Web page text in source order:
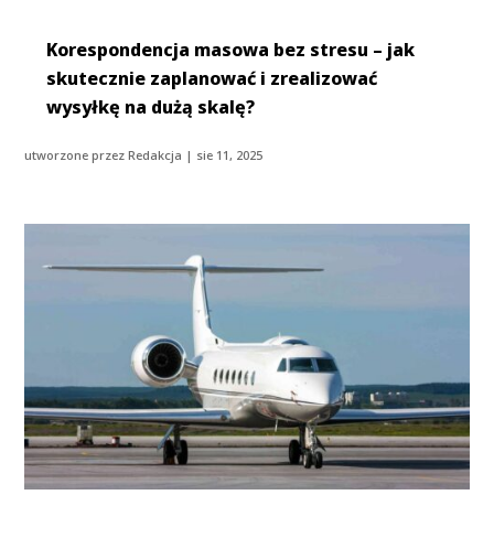
Korespondencja masowa bez stresu – jak
skutecznie zaplanować i zrealizować
wysyłkę na dużą skalę?
utworzone przezRedakcja | sie 11, 2025